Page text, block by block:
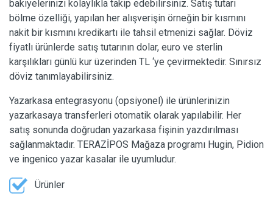
bakiyelerinizi kolaylıkla takip edebilirsiniz. Satış tutarı
bölme özelliği, yapılan her alışverişin örneğin bir kısmını
nakit bir kısmını kredikartı ile tahsil etmenizi sağlar. Döviz
fiyatlı ürünlerde satış tutarının dolar, euro ve sterlin
karşılıkları günlü kur üzerinden TL ‘ye çevirmektedir. Sınırsız
döviz tanımlayabilirsiniz.
Yazarkasa entegrasyonu (opsiyonel) ile ürünlerinizin
yazarkasaya transferleri otomatik olarak yapılabilir. Her
satış sonunda doğrudan yazarkasa fişinin yazdırılması
sağlanmaktadır. TERAZİPOS Mağaza programı Hugin, Pidion
ve ingenico yazar kasalar ile uyumludur.
Ürünler